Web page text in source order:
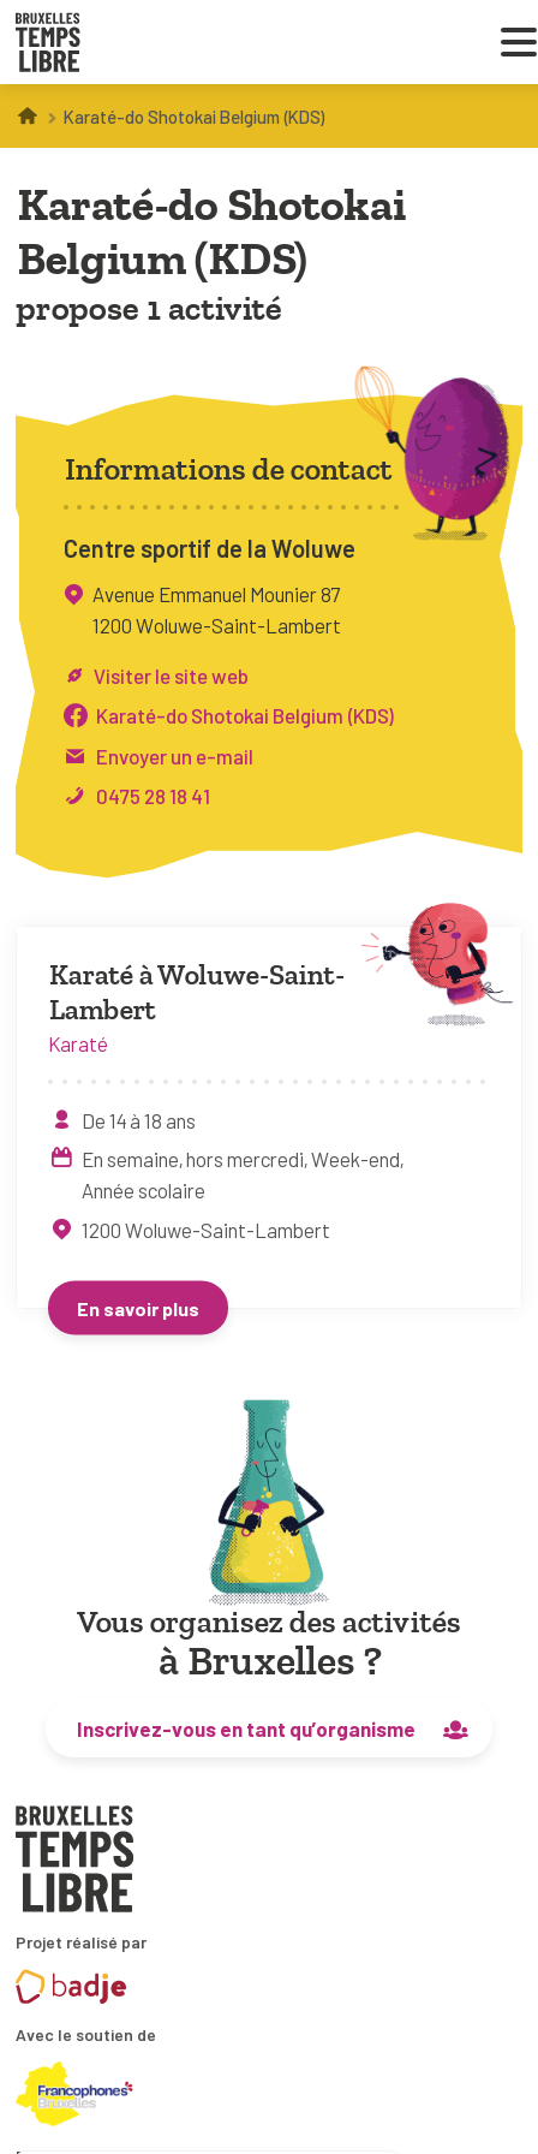
Infos parents
Droit au loisir
Coordinations ATL
VOUS CHERCHEZ DES ACTIVITÉS
À BRUXELLES
FAQ
Connexion
Karaté-do Shotokai Belgium (KDS)
Karaté-do Shotokai
Belgium (KDS)
propose 1 activité
Karaté à Woluwe-Saint-
Lambert
Karaté
De 14 à 18 ans
En semaine, hors mercredi Week-end
Année scolaire
1200 Woluwe-Saint-Lambert
En savoir plus
Informations de contact
Centre sportif de la Woluwe
Avenue Emmanuel Mounier 87
1200 Woluwe-Saint-Lambert
Visiter le site web
Karaté-do Shotokai Belgium (KDS)
Envoyer un e-mail
0475 28 18 41
Vous organisez des activités
à Bruxelles ?
Inscrivez-vous en tant qu’organisme
Projet réalisé par
Avec le soutien de